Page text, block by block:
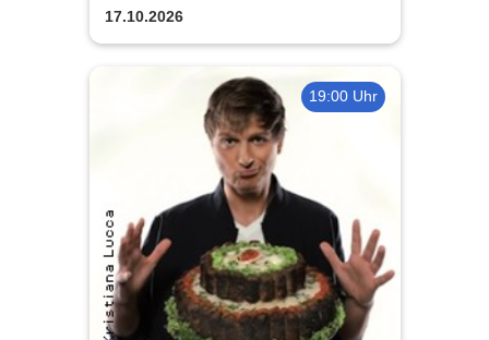
17.10.2026
19:00 Uhr